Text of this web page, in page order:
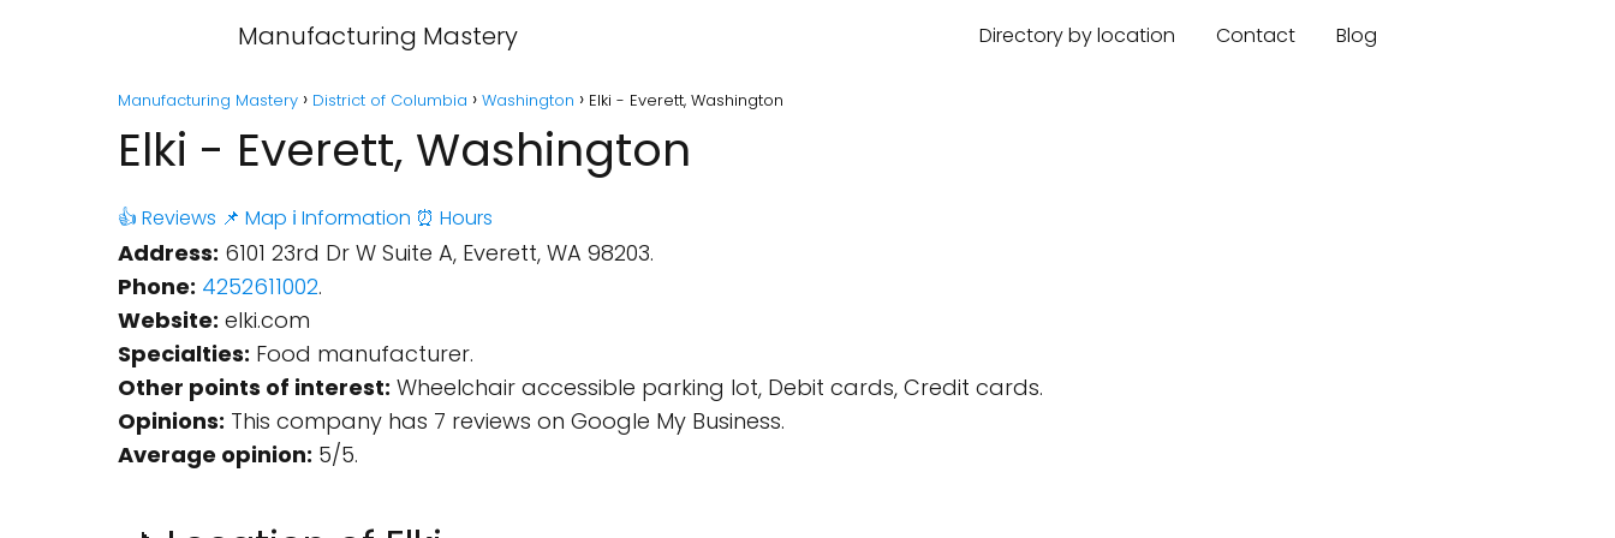
Manufacturing Mastery Directory by location Contact Blog
Manufacturing Mastery District of Columbia Washington Elki - Everett, Washington
Elki - Everett, Washington
👍 Reviews 📌 Map ℹ️ Information ⏰ Hours
Address: 6101 23rd Dr W Suite A, Everett, WA 98203.
Phone: 4252611002.
Website: elki.com
Specialties: Food manufacturer.
Other points of interest: Wheelchair accessible parking lot, Debit cards, Credit cards.
Opinions: This company has 7 reviews on Google My Business.
Average opinion: 5/5.